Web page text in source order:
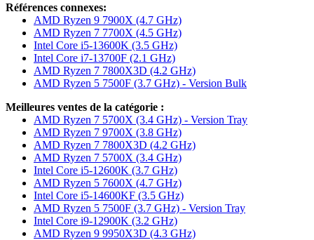
Références connexes:
AMD Ryzen 9 7900X (4.7 GHz)
AMD Ryzen 7 7700X (4.5 GHz)
Intel Core i5-13600K (3.5 GHz)
Intel Core i7-13700F (2.1 GHz)
AMD Ryzen 7 7800X3D (4.2 GHz)
AMD Ryzen 5 7500F (3.7 GHz) - Version Bulk
Meilleures ventes de la catégorie :
AMD Ryzen 7 5700X (3.4 GHz) - Version Tray
AMD Ryzen 7 9700X (3.8 GHz)
AMD Ryzen 7 7800X3D (4.2 GHz)
AMD Ryzen 7 5700X (3.4 GHz)
Intel Core i5-12600K (3.7 GHz)
AMD Ryzen 5 7600X (4.7 GHz)
Intel Core i5-14600KF (3.5 GHz)
AMD Ryzen 5 7500F (3.7 GHz) - Version Tray
Intel Core i9-12900K (3.2 GHz)
AMD Ryzen 9 9950X3D (4.3 GHz)